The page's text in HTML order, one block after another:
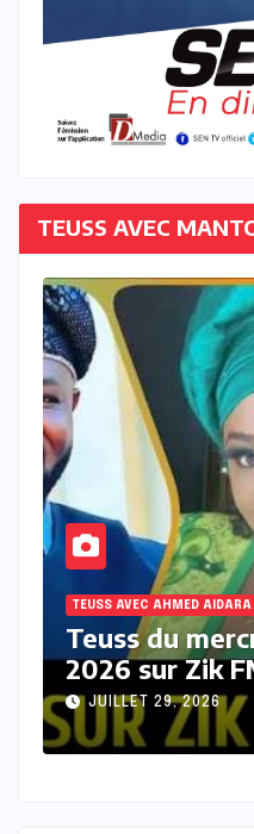
TEUSS AVEC
TEUSS AVEC AHMED
Teuss du
sur Zik FM
JUILLET 28, 2026